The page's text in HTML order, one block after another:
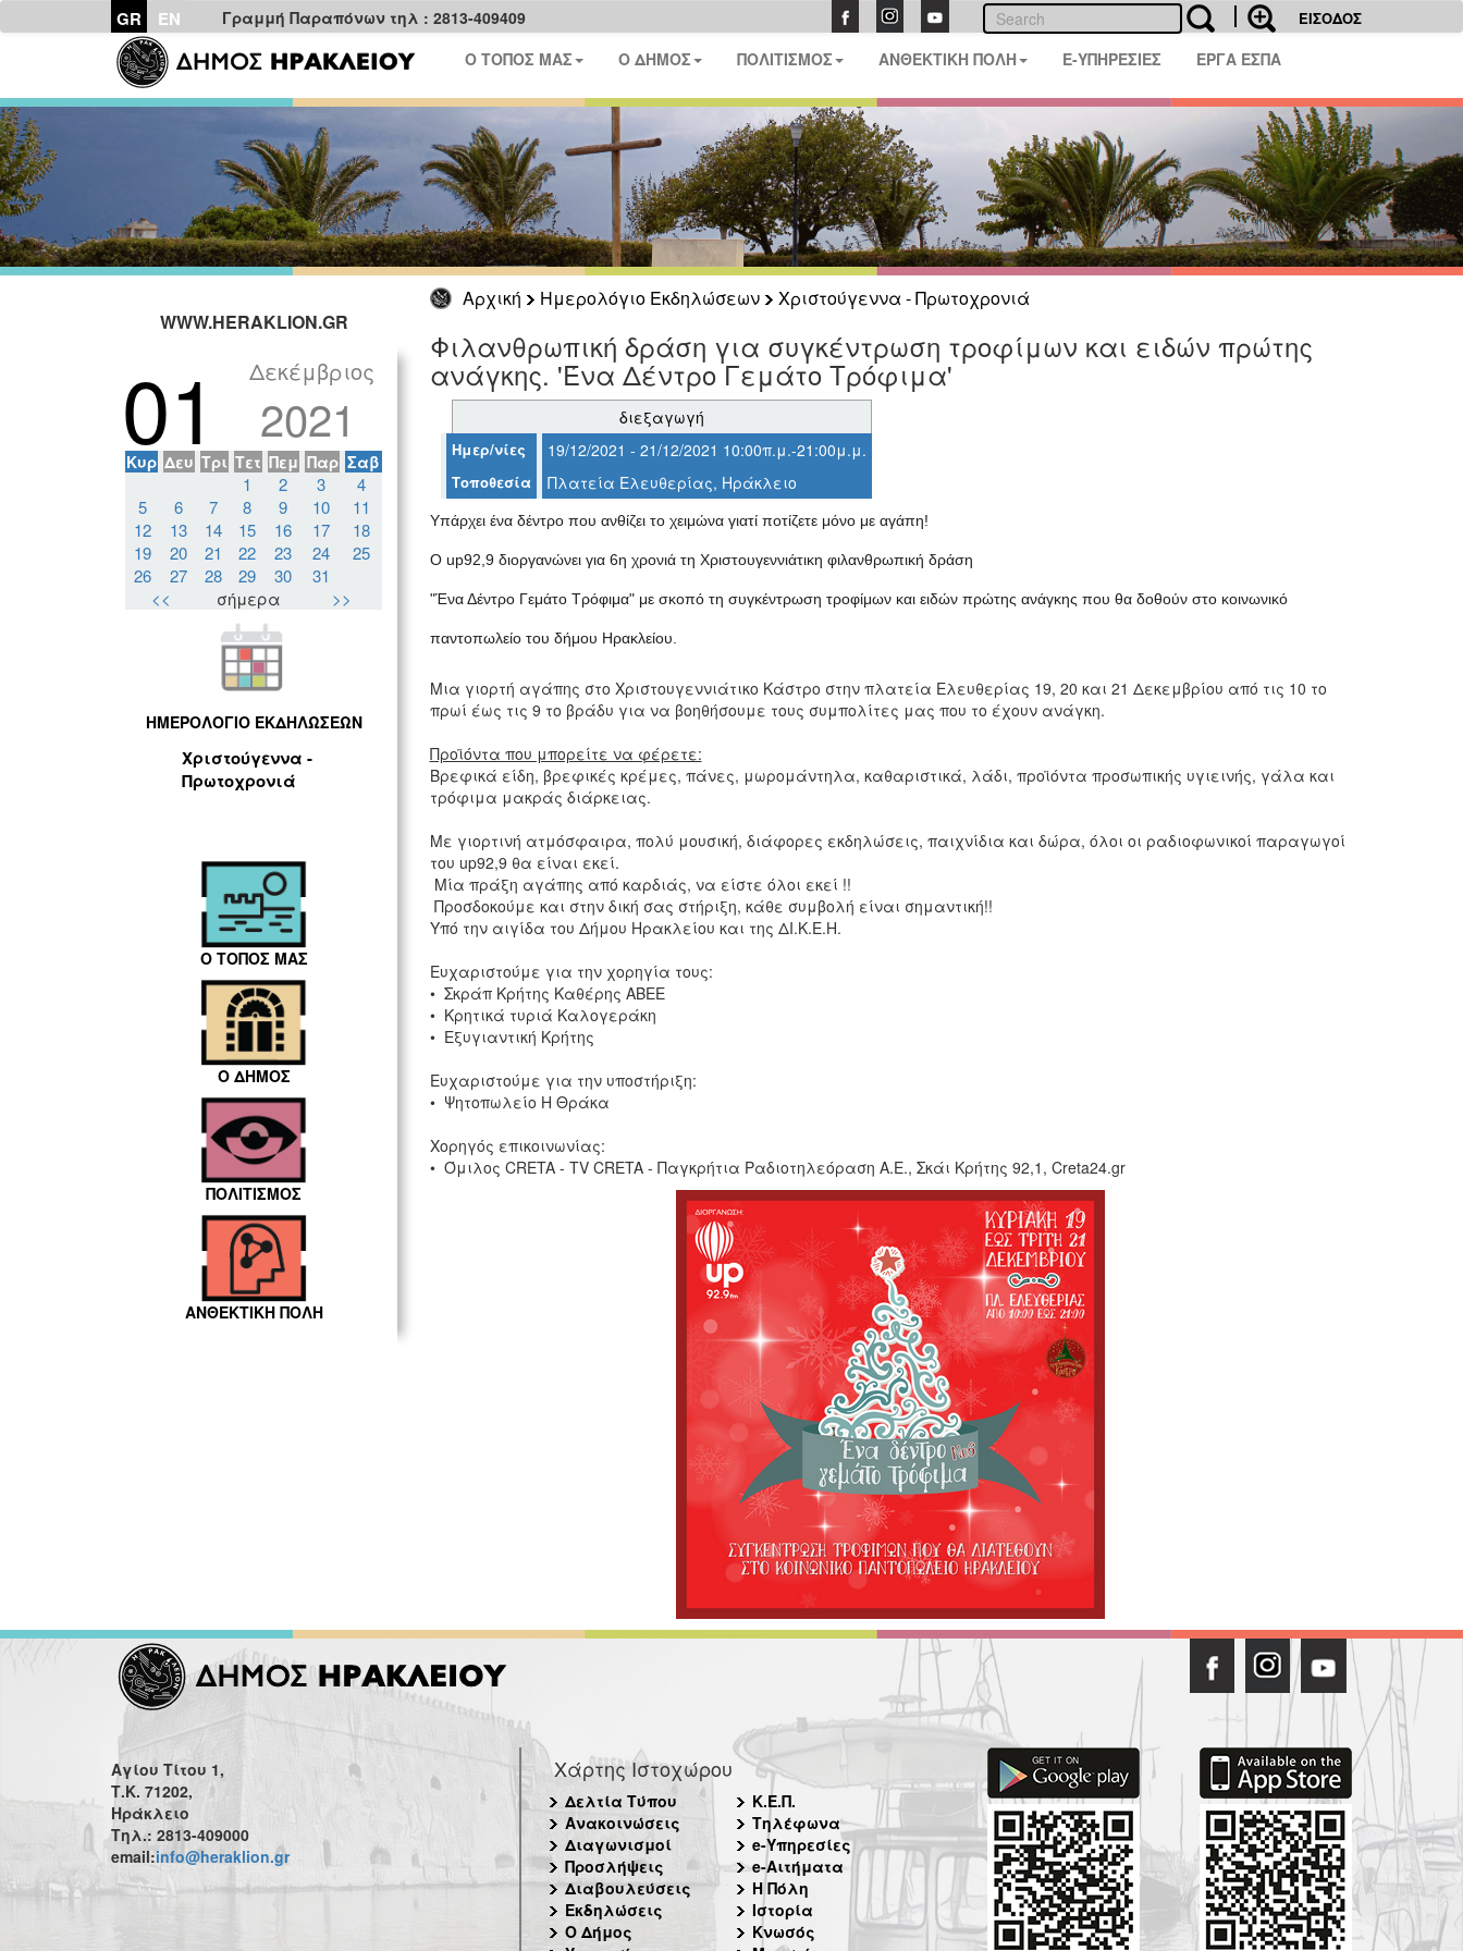
GR EN Γραμμή Παραπόνων τηλ : 2813-409409 ΕΙΣΟΔΟΣ
Ο ΤΟΠΟΣ ΜΑΣ Ο ΔΗΜΟΣ ΠΟΛΙΤΙΣΜΟΣ ΑΝΘΕΚΤΙΚΗ ΠΟΛΗ E-ΥΠΗΡΕΣΙΕΣ ΕΡΓΑ ΕΣΠΑ
Αρχική Ημερολόγιο Εκδηλώσεων
Χριστούγεννα - Πρωτοχρονιά
WWW.HERAKLION.GR
01 Δεκέμβριος
2021
Κυρ Δευ Τρι Τετ Πεμ Παρ Σαβ
1 2 3
4
5
6 7 8 9 10
11
12
13 14 15 16 17
18
19
20 21 22 23 24
25
26
27 28 29 30
31
<<
σήμερα >>
ΗΜΕΡΟΛΟΓΙΟ ΕΚΔΗΛΩΣΕΩΝ
Χριστούγεννα -
Πρωτοχρονιά
Ο ΤΟΠΟΣ ΜΑΣ
Ο ΔΗΜΟΣ
ΠΟΛΙΤΙΣΜΟΣ
ΑΝΘΕΚΤΙΚΗ ΠΟΛΗ
Φιλανθρωπική δράση για συγκέντρωση τροφίμων και ειδών πρώτης
ανάγκης. 'Ένα Δέντρο Γεμάτο Τρόφιμα'
διεξαγωγή
Ημερ/νίες 19/12/2021 - 21/12/2021 10:00π.μ.-21:00μ.μ.
Τοποθεσία Πλατεία Ελευθερίας, Ηράκλειο
Υπάρχει ένα δέντρο που ανθίζει το χειμώνα γιατί ποτίζετε μόνο με αγάπη!
Ο up92,9 διοργανώνει για 6η χρονιά τη Χριστουγεννιάτικη φιλανθρωπική δράση
"Ένα Δέντρο Γεμάτο Τρόφιμα" με σκοπό τη συγκέντρωση τροφίμων και ειδών πρώτης ανάγκης που θα δοθούν στο κοινωνικό
παντοπωλείο του δήμου Ηρακλείου.
Μια γιορτή αγάπης στο Χριστουγεννιάτικο Κάστρο στην πλατεία Ελευθερίας 19, 20 και 21 Δεκεμβρίου από τις 10 το
πρωί έως τις 9 το βράδυ για να βοηθήσουμε τους συμπολίτες μας που το έχουν ανάγκη.
Προϊόντα που μπορείτε να φέρετε:
Βρεφικά είδη, βρεφικές κρέμες, πάνες, μωρομάντηλα, καθαριστικά, λάδι, προϊόντα προσωπικής υγιεινής, γάλα και
τρόφιμα μακράς διάρκειας.
Με γιορτινή ατμόσφαιρα, πολύ μουσική, διάφορες εκδηλώσεις, παιχνίδια και δώρα, όλοι οι ραδιοφωνικοί παραγωγοί
του up92,9 θα είναι εκεί.
Μία πράξη αγάπης από καρδιάς, να είστε όλοι εκεί !!
Προσδοκούμε και στην δική σας στήριξη, κάθε συμβολή είναι σημαντική!!
Υπό την αιγίδα του Δήμου Ηρακλείου και της ΔΙ.Κ.Ε.Η.
Ευχαριστούμε για την χορηγία τους:
• Σκράπ Κρήτης Καθέρης ΑΒΕΕ
• Κρητικά τυριά Καλογεράκη
• Εξυγιαντική Κρήτης
Ευχαριστούμε για την υποστήριξη:
• Ψητοπωλείο Η Θράκα
Χορηγός επικοινωνίας:
• Όμιλος CRETA - TV CRETA - Παγκρήτια Ραδιοτηλεόραση Α.Ε., Σκάι Κρήτης 92,1, Creta24.gr
Αγίου Τίτου 1,
Τ.Κ. 71202,
Ηράκλειο
Τηλ.: 2813-409000
email:info@heraklion.gr
Χάρτης Ιστοχώρου
Δελτία Τύπου
Ανακοινώσεις
Διαγωνισμοί
Προσλήψεις
Διαβουλεύσεις
Εκδηλώσεις
Ο Δήμος
Κ.Ε.Π.
Τηλέφωνα
e-Υπηρεσίες
e-Αιτήματα
Η Πόλη
Ιστορία
Κνωσός